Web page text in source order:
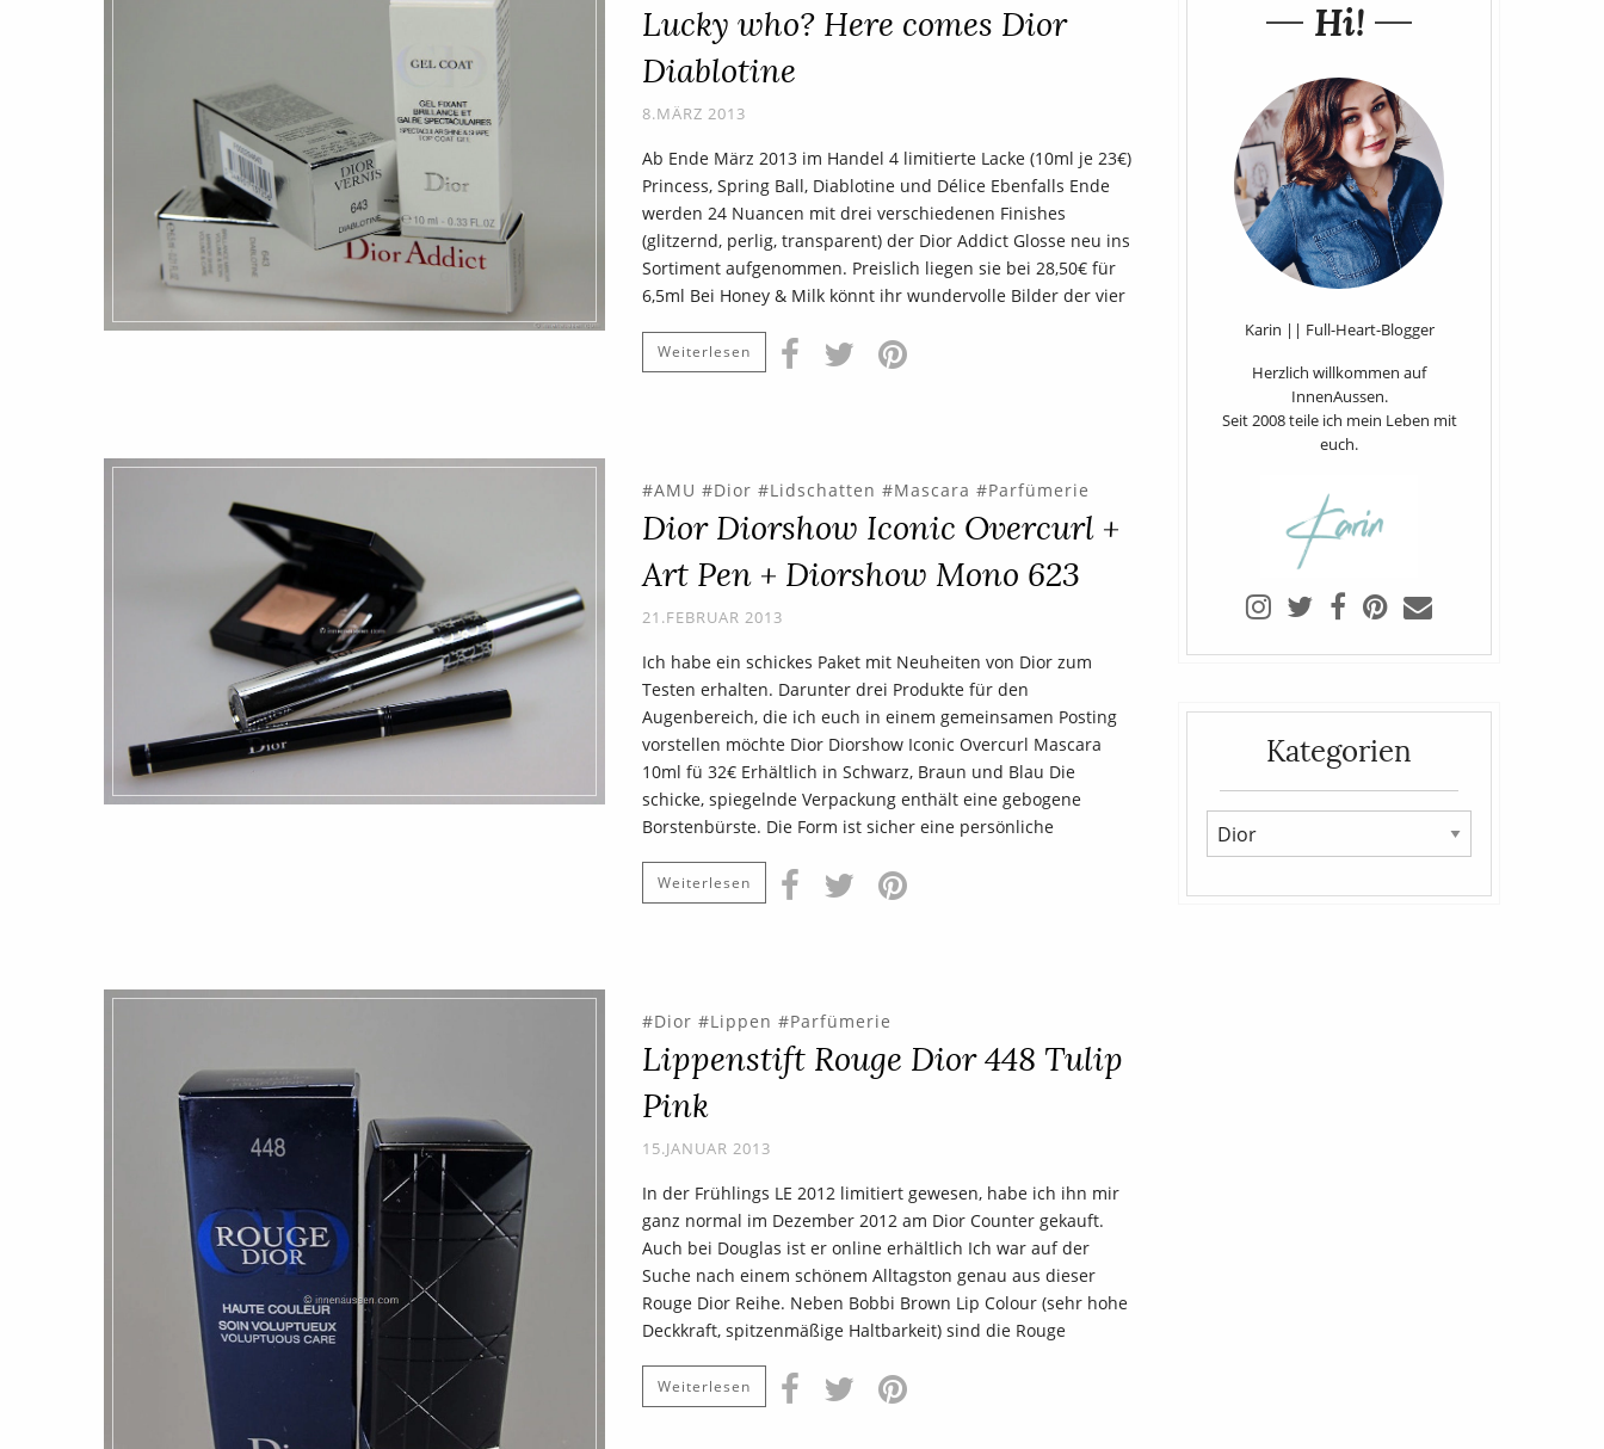
Lucky who? Here comes Dior
Diablotine
8.MÄRZ 2013
Ab Ende März 2013 im Handel 4 limitierte Lacke (10ml je 23€)
Princess, Spring Ball, Diablotine und Délice Ebenfalls Ende
werden 24 Nuancen mit drei verschiedenen Finishes
(glitzernd, perlig, transparent) der Dior Addict Glosse neu ins
Sortiment aufgenommen. Preislich liegen sie bei 28,50€ für
6,5ml Bei Honey & Milk könnt ihr wundervolle Bilder der vier
Weiterlesen
AMU Dior Lidschatten Mascara Parfümerie
Dior Diorshow Iconic Overcurl +
Art Pen + Diorshow Mono 623
21.FEBRUAR 2013
Ich habe ein schickes Paket mit Neuheiten von Dior zum
Testen erhalten. Darunter drei Produkte für den
Augenbereich, die ich euch in einem gemeinsamen Posting
vorstellen möchte Dior Diorshow Iconic Overcurl Mascara
10ml fü 32€ Erhältlich in Schwarz, Braun und Blau Die
schicke, spiegelnde Verpackung enthält eine gebogene
Borstenbürste. Die Form ist sicher eine persönliche
Weiterlesen
Dior Lippen Parfümerie
Lippenstift Rouge Dior 448 Tulip
Pink
15.JANUAR 2013
In der Frühlings LE 2012 limitiert gewesen, habe ich ihn mir
ganz normal im Dezember 2012 am Dior Counter gekauft.
Auch bei Douglas ist er online erhältlich Ich war auf der
Suche nach einem schönem Alltagston genau aus dieser
Rouge Dior Reihe. Neben Bobbi Brown Lip Colour (sehr hohe
Deckkraft, spitzenmäßige Haltbarkeit) sind die Rouge
Weiterlesen
Hi!
Karin || Full-Heart-Blogger
Herzlich willkommen auf
InnenAussen.
Seit 2008 teile ich mein Leben mit
euch.
Kategorien